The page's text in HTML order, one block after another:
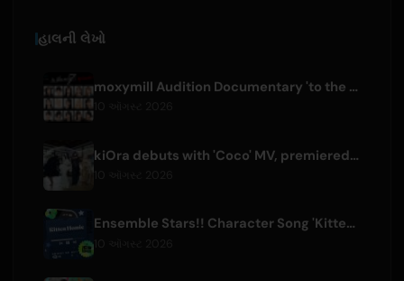
હાલની લેખો
moxymill Audition Documentary 'to the nex7' Episode 1 Released
kiOra debuts with 'Coco' MV, premiered at HEAD IN THE CLOUDS LA
Ensemble Stars!! Character Song 'Kitten Homie' by Ritsu Sakuma Releases Worldwide